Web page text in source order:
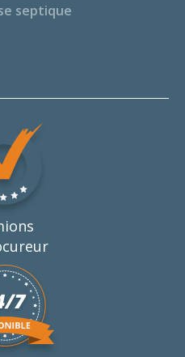
septique